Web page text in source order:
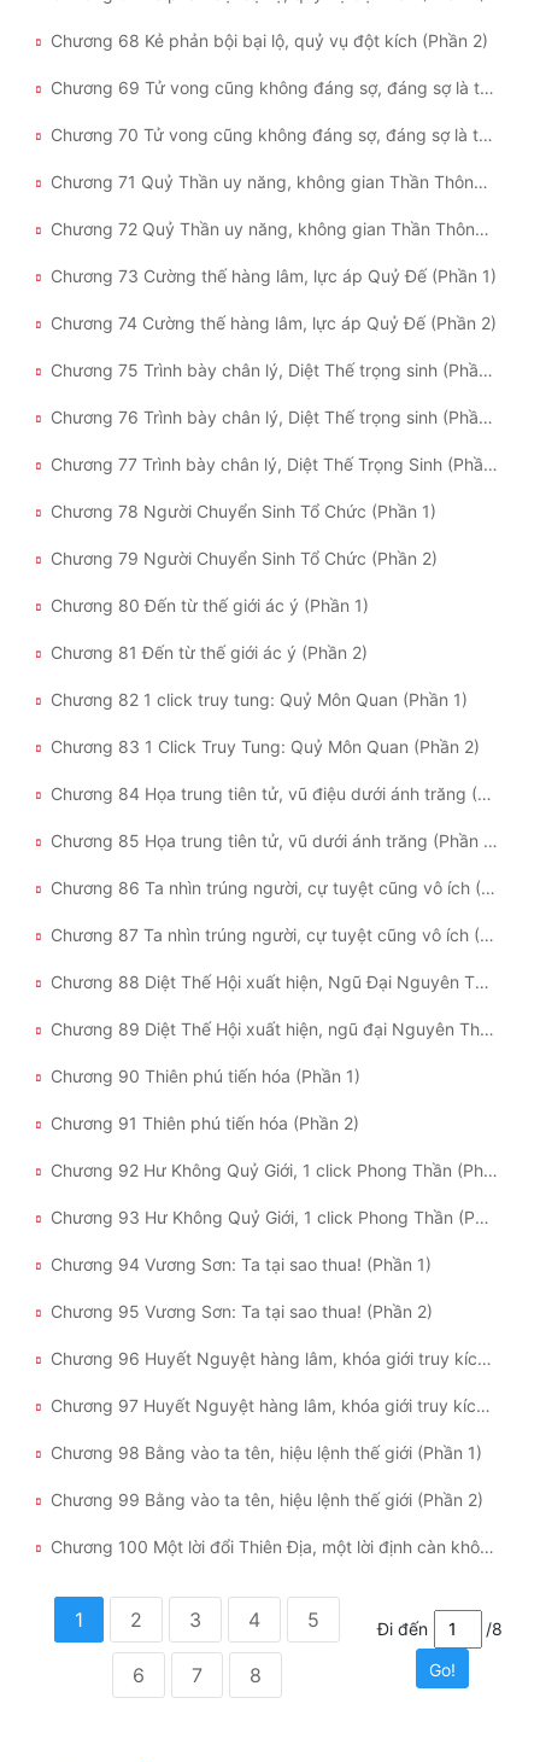
Chương 68 Kẻ phản bội bại lộ, quỷ vụ đột kích (Phần 2)
Chương 69 Tử vong cũng không đáng sợ, đáng sợ là ta! (Phần 1)
Chương 70 Tử vong cũng không đáng sợ, đáng sợ là ta! (Phần 2)
Chương 71 Quỷ Thần uy năng, không gian Thần Thông (Phần 1)
Chương 72 Quỷ Thần uy năng, không gian Thần Thông (Phần 2)
Chương 73 Cường thế hàng lâm, lực áp Quỷ Đế (Phần 1)
Chương 74 Cường thế hàng lâm, lực áp Quỷ Đế (Phần 2)
Chương 75 Trình bày chân lý, Diệt Thế trọng sinh (Phần 1)
Chương 76 Trình bày chân lý, Diệt Thế trọng sinh (Phần 2)
Chương 77 Trình bày chân lý, Diệt Thế Trọng Sinh (Phần 3)
Chương 78 Người Chuyển Sinh Tổ Chức (Phần 1)
Chương 79 Người Chuyển Sinh Tổ Chức (Phần 2)
Chương 80 Đến từ thế giới ác ý (Phần 1)
Chương 81 Đến từ thế giới ác ý (Phần 2)
Chương 82 1 click truy tung: Quỷ Môn Quan (Phần 1)
Chương 83 1 Click Truy Tung: Quỷ Môn Quan (Phần 2)
Chương 84 Họa trung tiên tử, vũ điệu dưới ánh trăng (Phần 1)
Chương 85 Họa trung tiên tử, vũ dưới ánh trăng (Phần 2)
Chương 86 Ta nhìn trúng người, cự tuyệt cũng vô ích (Phần 1)
Chương 87 Ta nhìn trúng người, cự tuyệt cũng vô ích (Phần 2)
Chương 88 Diệt Thế Hội xuất hiện, Ngũ Đại Nguyên Thần (Phần 1)
Chương 89 Diệt Thế Hội xuất hiện, ngũ đại Nguyên Thần (Phần 2)
Chương 90 Thiên phú tiến hóa (Phần 1)
Chương 91 Thiên phú tiến hóa (Phần 2)
Chương 92 Hư Không Quỷ Giới, 1 click Phong Thần (Phần 1)
Chương 93 Hư Không Quỷ Giới, 1 click Phong Thần (Phần 2)
Chương 94 Vương Sơn: Ta tại sao thua! (Phần 1)
Chương 95 Vương Sơn: Ta tại sao thua! (Phần 2)
Chương 96 Huyết Nguyệt hàng lâm, khóa giới truy kích (Phần 1)
Chương 97 Huyết Nguyệt hàng lâm, khóa giới truy kích (Phần 2)
Chương 98 Bằng vào ta tên, hiệu lệnh thế giới (Phần 1)
Chương 99 Bằng vào ta tên, hiệu lệnh thế giới (Phần 2)
Chương 100 Một lời đổi Thiên Địa, một lời định càn khôn! (Phần 1)
1 2 3 4 5
6 7 8
Đi đến
/8
Go!